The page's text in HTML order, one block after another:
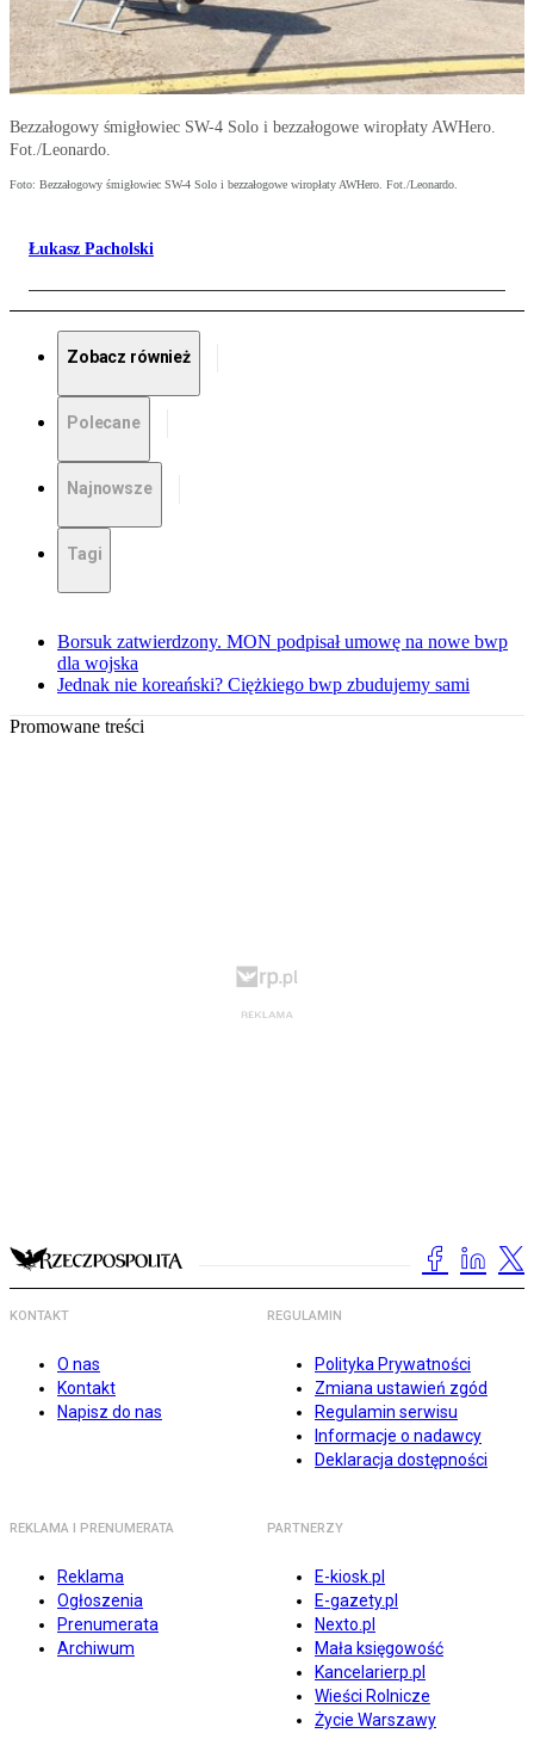
Bezzałogowy śmigłowiec SW-4 Solo i bezzałogowe wiropłaty AWHero.
Fot./Leonardo.
Foto: Bezzałogowy śmigłowiec SW-4 Solo i bezzałogowe wiropłaty AWHero. Fot./Leonardo.
Łukasz Pacholski
Zobacz również
Polecane
Najnowsze
Tagi
Borsuk zatwierdzony. MON podpisał umowę na nowe bwp
dla wojska
Jednak nie koreański? Ciężkiego bwp zbudujemy sami
Promowane treści
KONTAKT
O nas
Kontakt
Napisz do nas
REGULAMIN
Polityka Prywatności
Zmiana ustawień zgód
Regulamin serwisu
Informacje o nadawcy
Deklaracja dostępności
REKLAMA I PRENUMERATA
Reklama
Ogłoszenia
Prenumerata
Archiwum
PARTNERZY
E-kiosk.pl
E-gazety.pl
Nexto.pl
Mała księgowość
Kancelarierp.pl
Wieści Rolnicze
Życie Warszawy